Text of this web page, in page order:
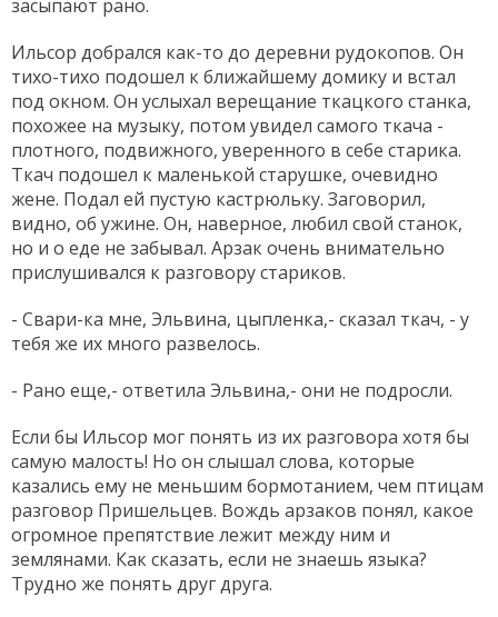
засыпают рано.
Ильсор добрался как-то до деревни рудокопов. Он
тихо-тихо подошел к ближайшему домику и встал
под окном. Он услыхал верещание ткацкого станка,
похожее на музыку, потом увидел самого ткача -
плотного, подвижного, уверенного в себе старика.
Ткач подошел к маленькой старушке, очевидно
жене. Подал ей пустую кастрюльку. Заговорил,
видно, об ужине. Он, наверное, любил свой станок,
но и о еде не забывал. Арзак очень внимательно
прислушивался к разговору стариков.
- Свари-ка мне, Эльвина, цыпленка,- сказал ткач, - у
тебя же их много развелось.
- Рано еще,- ответила Эльвина,- они не подросли.
Если бы Ильсор мог понять из их разговора хотя бы
cамую малость! Но он слышал слова, которые
казались ему не меньшим бормотанием, чем птицам
разговор Пришельцев. Вождь арзаков понял, какое
огромное препятствие лежит между ним и
землянами. Как сказать, если не знаешь языка?
Трудно же понять друг друга.